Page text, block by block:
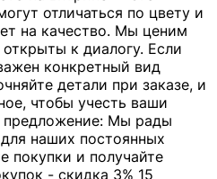
отличаться по цвету и
на качество. Мы ценим
к диалогу. Если
конкретный вид
детали при заказе, и
чтобы учесть ваши
предложение: Мы рады
наших постоянных
покупки и получайте
- скидка 3% 15